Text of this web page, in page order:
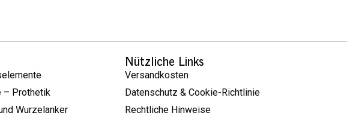
– Prothetik
Wurzelanker
Nützliche Links
Versandkosten
Datenschutz & Cookie-Richtlinie
Rechtliche Hinweise